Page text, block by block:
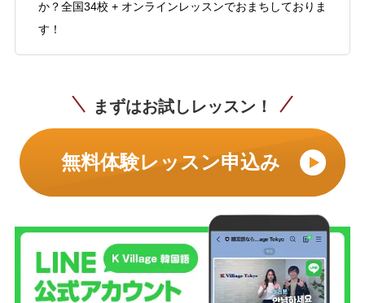
か？全国34校 + オンラインレッスンでおまちしておりま
す！
まずはお試しレッスン！
無料体験レッスン申込み